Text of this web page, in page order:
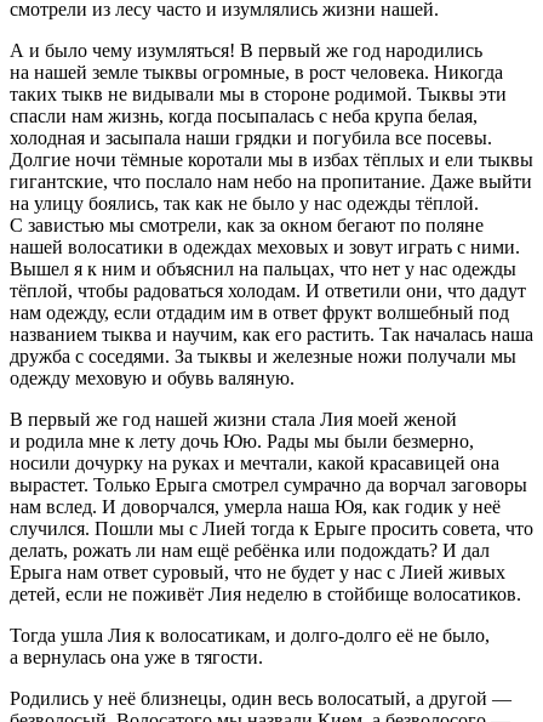
смотрели из лесу часто и изумлялись жизни нашей.
А и было чему изумляться! В первый же год народились
на нашей земле тыквы огромные, в рост человека. Никогда
таких тыкв не видывали мы в стороне родимой. Тыквы эти
спасли нам жизнь, когда посыпалась с неба крупа белая,
холодная и засыпала наши грядки и погубила все посевы.
Долгие ночи тёмные коротали мы в избах тёплых и ели тыквы
гигантские, что послало нам небо на пропитание. Даже выйти
на улицу боялись, так как не было у нас одежды тёплой.
С завистью мы смотрели, как за окном бегают по поляне
нашей волосатики в одеждах меховых и зовут играть с ними.
Вышел я к ним и объяснил на пальцах, что нет у нас одежды
тёплой, чтобы радоваться холодам. И ответили они, что дадут
нам одежду, если отдадим им в ответ фрукт волшебный под
названием тыква и научим, как его растить. Так началась наша
дружба с соседями. За тыквы и железные ножи получали мы
одежду меховую и обувь валяную.
В первый же год нашей жизни стала Лия моей женой
и родила мне к лету дочь Юю. Рады мы были безмерно,
носили дочурку на руках и мечтали, какой красавицей она
вырастет. Только Ерыга смотрел сумрачно да ворчал заговоры
нам вслед. И доворчался, умерла наша Юя, как годик у неё
случился. Пошли мы с Лией тогда к Ерыге просить совета, что
делать, рожать ли нам ещё ребёнка или подождать? И дал
Ерыга нам ответ суровый, что не будет у нас с Лией живых
детей, если не поживёт Лия неделю в стойбище волосатиков.
Тогда ушла Лия к волосатикам, и долго-долго её не было,
а вернулась она уже в тягости.
Родились у неё близнецы, один весь волосатый, а другой —